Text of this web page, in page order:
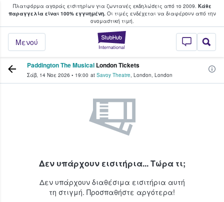
Πλατφόρμα αγοράς εισιτηρίων για ζωντανές εκδηλώσεις από το 2009. Κάθε
παραγγελία είναι 100% εγγυημένη.Οι τιμές ενδέχεται να διαφέρουν από την
oνομαστική τιμή.
StubHub - Όπου
Μενού
φαν αγοράζουν και πουλούν
Paddington The Musical London Tickets
Σάβ, 14 Νοε 2026 • 19:00 at Savoy Theatre, London, London
Δεν υπάρχουν εισιτήρια... Τώρα τι;
Δεν υπάρχουν διαθέσιμα εισιτήρια αυτή
τη στιγμή. Προσπαθήστε αργότερα!